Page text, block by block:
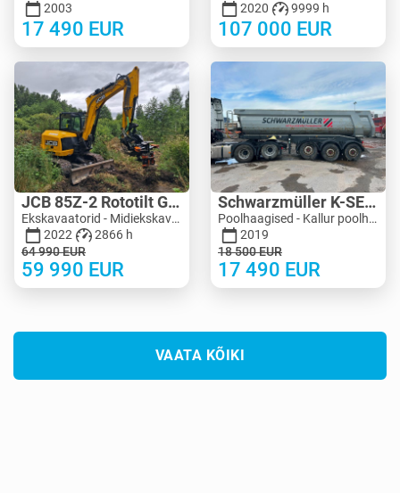
2003
17 490 EUR
2020
9999 h
107 000 EUR
JCB 85Z-2 Rototilt Guilliotine
Ekskavaatorid - Midiekskavaator 3-10 t | M455-4150 | MK455-4150
2022
2866 h
64 990EUR
59 990 EUR
Schwarzmüller K-SERIE 24M3 Extra Strong
Poolhaagised - Kallur poolhaagised | M990-5125 | KV990-5125
2019
18 500EUR
17 490 EUR
VAATA KÕIKI